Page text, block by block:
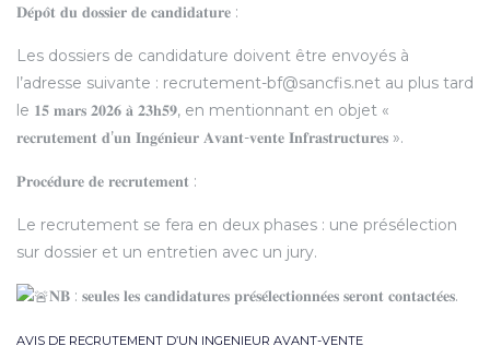
𝐃𝐞́𝐩𝐨̂𝐭 𝐝𝐮 𝐝𝐨𝐬𝐬𝐢𝐞𝐫 𝐝𝐞 𝐜𝐚𝐧𝐝𝐢𝐝𝐚𝐭𝐮𝐫𝐞 :
Les dossiers de candidature doivent être envoyés à
l’adresse suivante : recrutement-bf@sancfis.net au plus tard
le 𝟏𝟓 𝐦𝐚𝐫𝐬 𝟐𝟎𝟐𝟔 𝐚̀ 𝟐𝟑𝐡𝟓𝟗, en mentionnant en objet «
𝐫𝐞𝐜𝐫𝐮𝐭𝐞𝐦𝐞𝐧𝐭 𝐝’𝐮𝐧 𝐈𝐧𝐠𝐞́𝐧𝐢𝐞𝐮𝐫 𝐀𝐯𝐚𝐧𝐭-𝐯𝐞𝐧𝐭𝐞 𝐈𝐧𝐟𝐫𝐚𝐬𝐭𝐫𝐮𝐜𝐭𝐮𝐫𝐞𝐬 ».
𝐏𝐫𝐨𝐜𝐞́𝐝𝐮𝐫𝐞 𝐝𝐞 𝐫𝐞𝐜𝐫𝐮𝐭𝐞𝐦𝐞𝐧𝐭 :
Le recrutement se fera en deux phases : une présélection
sur dossier et un entretien avec un jury.
𝐍𝐁 : 𝐬𝐞𝐮𝐥𝐞𝐬 𝐥𝐞𝐬 𝐜𝐚𝐧𝐝𝐢𝐝𝐚𝐭𝐮𝐫𝐞𝐬 𝐩𝐫𝐞́𝐬𝐞́𝐥𝐞𝐜𝐭𝐢𝐨𝐧𝐧𝐞́𝐞𝐬 𝐬𝐞𝐫𝐨𝐧𝐭 𝐜𝐨𝐧𝐭𝐚𝐜𝐭𝐞́𝐞𝐬.
AVIS DE RECRUTEMENT D’UN INGENIEUR AVANT-VENTE